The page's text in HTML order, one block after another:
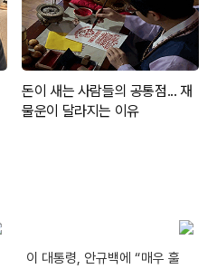
이 대통령, 안규백에 “매우 훌